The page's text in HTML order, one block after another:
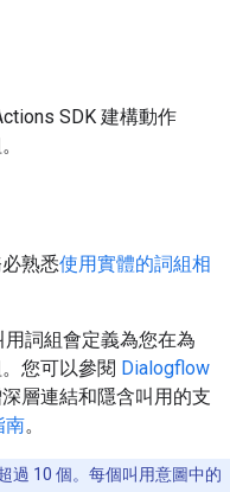
SDK 建構動作
熟悉使用實體的詞組相
詞組會定義為您在為
您可以參閱 Dialogflow
層連結和隱含叫用的支
南。
過 10 個。每個叫用意圖中的